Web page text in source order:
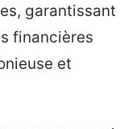
garantissant
financières
et